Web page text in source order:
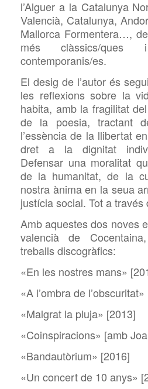
l’Alguer a la Catalunya
Valencià, Catalunya,
Mallorca Formentera…,
més clàssics/
contemporanis/es.
El desig de l’autor és
les reflexions sobre la
habita, amb la fragilitat
de la poesia, tractant
l’essència de la llibertat
dret a la dignitat
Defensar una moralitat
de la humanitat, de la
nostra ànima en la seua
justícia social. Tot a través
Amb aquestes dos noves
valencià de
treballs discogràfics:
«En les nostres mans»
«A l’ombra de
«Malgrat la pluja» [2013]
«Coinspiracions» [amb
«Bandautòrium» [2016]
«Un concert de 10 anys»